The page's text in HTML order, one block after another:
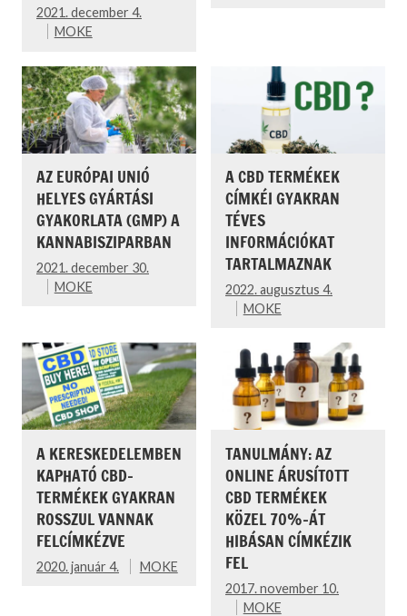
2021. december 4.
MOKE
AZ EURÓPAI UNIÓ
HELYES GYÁRTÁSI
GYAKORLATA (GMP) A
KANNABISZIPARBAN
2021. december 30.
MOKE
A CBD TERMÉKEK
CÍMKÉI GYAKRAN
TÉVES
INFORMÁCIÓKAT
TARTALMAZNAK
2022. augusztus 4.
MOKE
A KERESKEDELEMBEN
KAPHATÓ CBD-
TERMÉKEK GYAKRAN
ROSSZUL VANNAK
FELCÍMKÉZVE
2020. január 4. MOKE
TANULMÁNY: AZ
ONLINE ÁRUSÍTOTT
CBD TERMÉKEK
KÖZEL 70%-ÁT
HIBÁSAN CÍMKÉZIK
FEL
2017. november 10.
MOKE